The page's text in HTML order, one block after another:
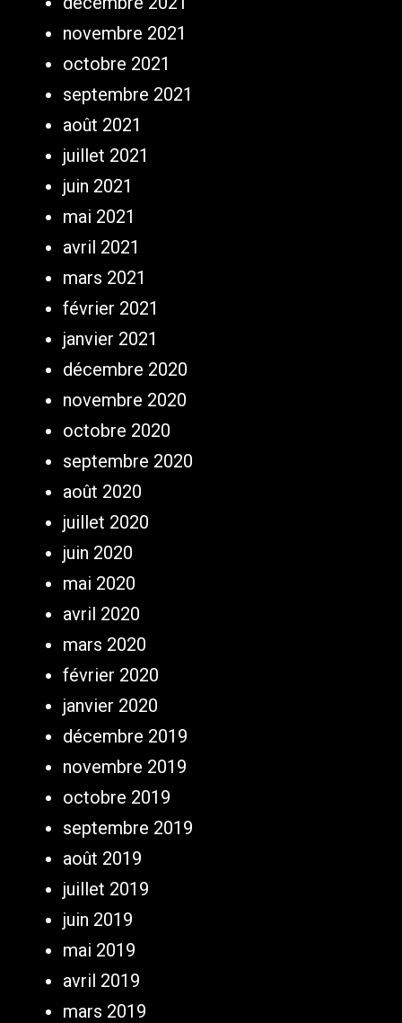
novembre 2021
octobre 2021
septembre 2021
août 2021
juillet 2021
juin 2021
mai 2021
avril 2021
mars 2021
février 2021
janvier 2021
décembre 2020
novembre 2020
octobre 2020
septembre 2020
août 2020
juillet 2020
juin 2020
mai 2020
avril 2020
mars 2020
février 2020
janvier 2020
décembre 2019
novembre 2019
octobre 2019
septembre 2019
août 2019
juillet 2019
juin 2019
mai 2019
avril 2019
mars 2019